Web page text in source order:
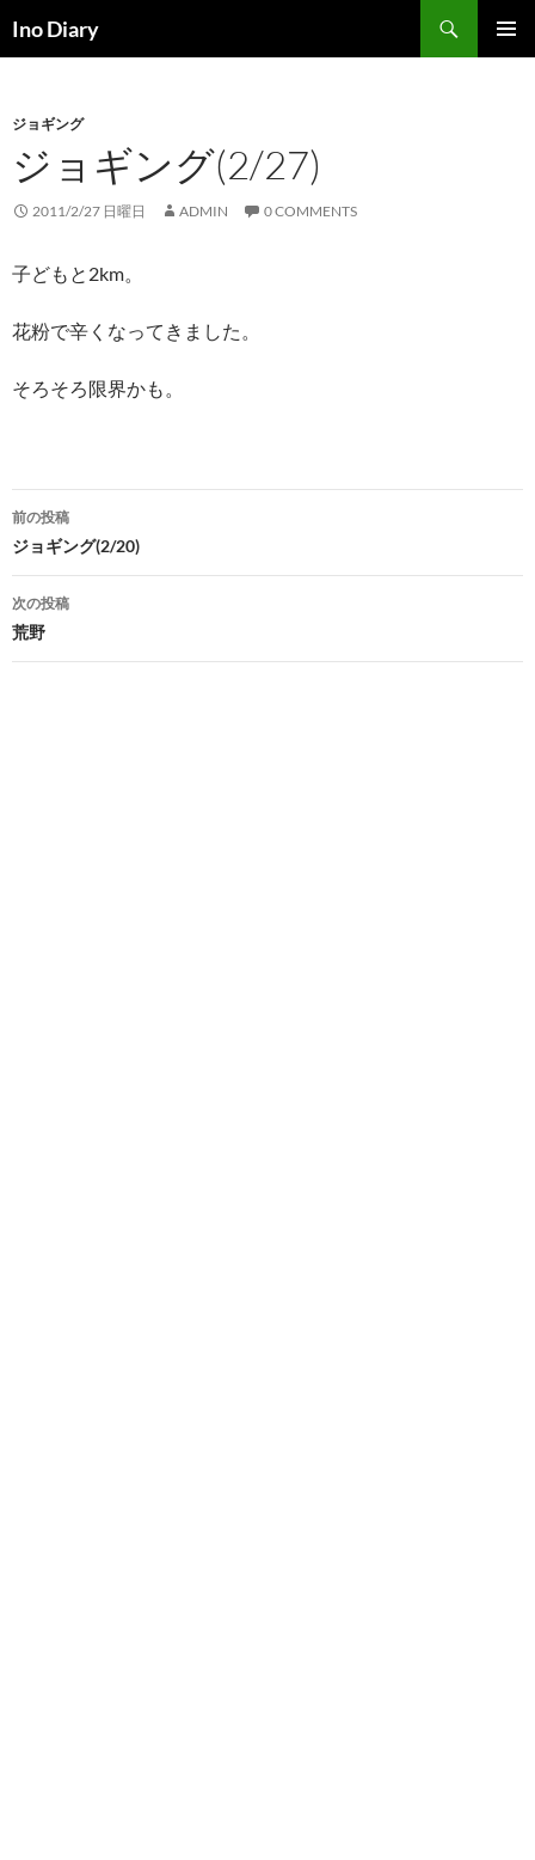
ン
ツ
へ
キ
プ
Ino Diary
索
ジョギング
ジョギング(2/27)
2011/2/27 日曜日 ADMIN 0 COMMENTS
子どもと2km。
花粉で辛くなってきました。
そろそろ限界かも。
投
稿
ナ
ビ
ゲ
前の投稿
ジョギング(2/20)
次の投稿
荒野